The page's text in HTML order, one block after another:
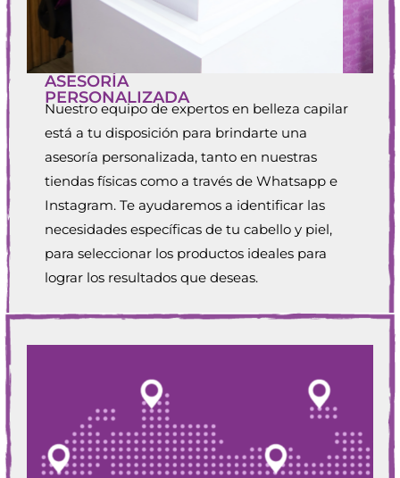
ASESORÍA
PERSONALIZADA
Nuestro equipo de expertos en belleza capilar
está a tu disposición para brindarte una
asesoría personalizada, tanto en nuestras
tiendas físicas como a través de Whatsapp e
Instagram. Te ayudaremos a identificar las
necesidades específicas de tu cabello y piel,
para seleccionar los productos ideales para
lograr los resultados que deseas.